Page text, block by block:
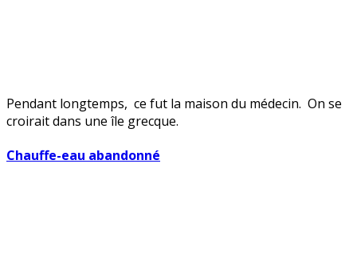
Pendant longtemps, ce fut la maison du médecin. On se
croirait dans une île grecque.
Chauffe-eau abandonné